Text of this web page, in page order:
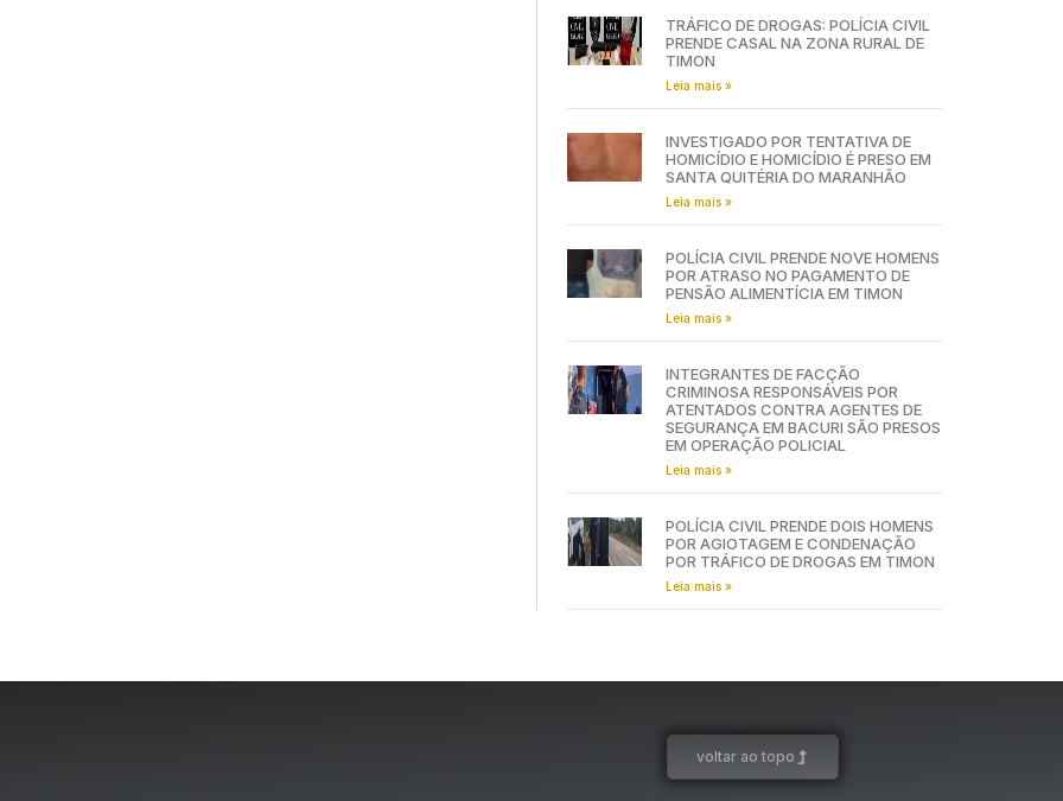
TRÁFICO DE DROGAS: POLÍCIA CIVIL
PRENDE CASAL NA ZONA RURAL DE
TIMON
Leia mais »
INVESTIGADO POR TENTATIVA DE
HOMICÍDIO E HOMICÍDIO É PRESO EM
SANTA QUITÉRIA DO MARANHÃO
Leia mais »
POLÍCIA CIVIL PRENDE NOVE HOMENS
POR ATRASO NO PAGAMENTO DE
PENSÃO ALIMENTÍCIA EM TIMON
Leia mais »
INTEGRANTES DE FACÇÃO
CRIMINOSA RESPONSÁVEIS POR
ATENTADOS CONTRA AGENTES DE
SEGURANÇA EM BACURI SÃO PRESOS
EM OPERAÇÃO POLICIAL
Leia mais »
POLÍCIA CIVIL PRENDE DOIS HOMENS
POR AGIOTAGEM E CONDENAÇÃO
POR TRÁFICO DE DROGAS EM TIMON
Leia mais »
voltar ao topo